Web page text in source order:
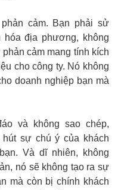
cảm. Bạn phải sử
địa phương, không
cảm mang tính kích
cho công ty. Nó không
doanh nghiệp bạn mà
và không sao chép,
sự chú ý của khách
Và dĩ nhiên, không
nó sẽ không tạo ra sự
mà còn bị chính khách